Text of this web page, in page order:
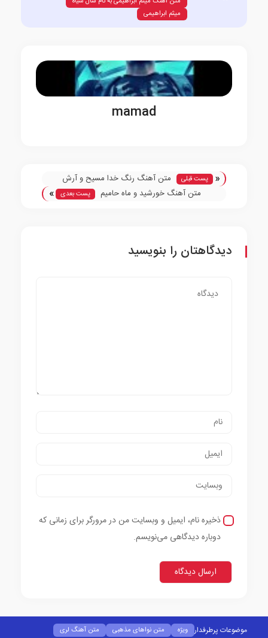
میثم ابراهیمی
mamad
« پست قبلی
متن آهنگ رنگ خدا مسیح و آرش
متن آهنگ خورشید و ماه حامیم
پست بعدی »
دیدگاهتان را بنویسید
ذخیره نام، ایمیل و وبسایت من در مرورگر برای زمانی که
دوباره دیدگاهی می‌نویسم.
موضوعات پرطرفدار ویژه متن نواهای مذهبی متن آهنگ لری